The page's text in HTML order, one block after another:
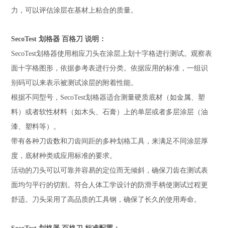
力，可以评估涂层在基材上粘合的质量。
SecoTest 划格器 百格刀 说明：
SecoTest划格器使用相应刀头在涂层上划十字格进行测试。观察表
面十字格图形，依据参考表进行分类。依据应用的标准，一组识
别码可以来表示被测试涂层的附着性能。
根据不同型号，SecoTest划格器适合测量硬质底材（如金属、塑
料）或者软性材料（如木头、石膏）上的单层或者多层涂层（油
漆、塑料等）。
带有各种刀齿数和刀齿间距的多种划格工具，来满足不同涂层厚
度，底材种类或应用标准的要求。
活动的刀头可以可靠并容易的定位而无倾斜，确保刀齿在测试表
面均匀平行的切割。符合人体工学设计的防滑手柄使测试过程更
舒适。刀头采用了高品质的工具钢，确保了长久的使用寿命。